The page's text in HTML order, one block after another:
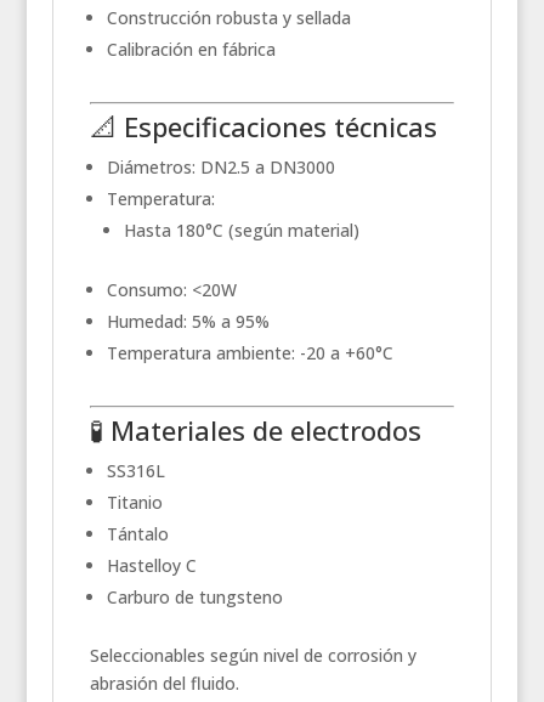
Construcción robusta y sellada
Calibración en fábrica
📐 Especificaciones técnicas
Diámetros: DN2.5 a DN3000
Temperatura:
Hasta 180°C (según material)
Consumo: <20W
Humedad: 5% a 95%
Temperatura ambiente: -20 a +60°C
🧪 Materiales de electrodos
SS316L
Titanio
Tántalo
Hastelloy C
Carburo de tungsteno
Seleccionables según nivel de corrosión y
abrasión del fluido.